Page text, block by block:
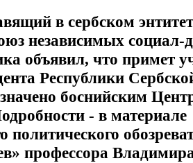
в сербском
независимых социал-
объявил, что примет
Республики
боснийским
- в материале
политического
профессора